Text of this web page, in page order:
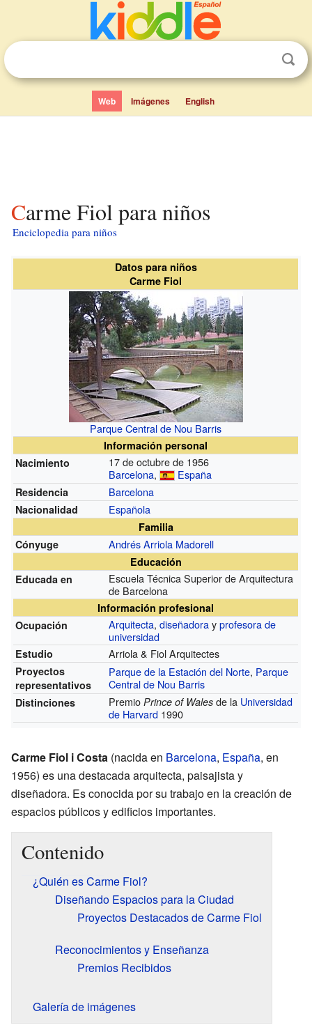
Web Imágenes English
Carme Fiol para niños
Enciclopedia para niños
Datos para niños
Carme Fiol
Parque Central de Nou Barris
Información personal
Nacimiento
17 de octubre de 1956
Barcelona, España
Residencia Barcelona
Nacionalidad Española
Familia
Cónyuge
Andrés Arriola Madorell
Educación
Educada en
Escuela Técnica Superior de Arquitectura
de Barcelona
Información profesional
Ocupación
Arquitecta,diseñadorayprofesora de
universidad
Estudio Arriola & Fiol Arquitectes
Proyectos
representativos
Parque de la Estación del Norte, Parque
Central de Nou Barris
Distinciones PremioPrince of Wales de la Universidad
de Harvard 1990
Carme Fiol i Costa (nacida en Barcelona, España, en
1956) es una destacada arquitecta, paisajista y
diseñadora. Es conocida por su trabajo en la creación de
espacios públicos y edificios importantes.
Contenido
¿Quién es Carme Fiol?
Diseñando Espacios para la Ciudad
Proyectos Destacados de Carme Fiol
Reconocimientos y Enseñanza
Premios Recibidos
Galería de imágenes